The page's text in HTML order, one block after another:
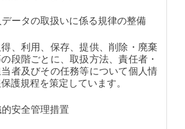
ータの取扱いに係る規律の整備
、利用、保存、提供、削除・廃棄
段階ごとに、取扱方法、責任者・
者及びその任務等について個人情
護規程を策定しています。
安全管理措置